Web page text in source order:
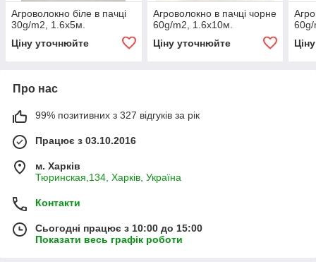
Агроволокно біле в пачці
30g/m2, 1.6х5м.
Ціну уточнюйте
Агроволокно в пачці чорне
60g/m2, 1.6х10м.
Ціну уточнюйте
Про нас
99% позитивних з 327 відгуків за рік
Працює з 03.10.2016
м. Харків
Тюринская,134, Харків, Україна
Контакти
Сьогодні працює з 10:00 до 15:00
Показати весь графік роботи